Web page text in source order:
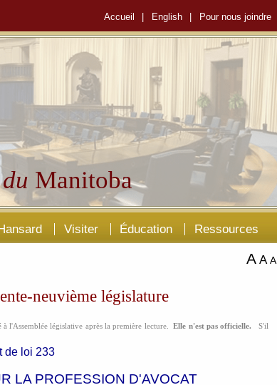
Accueil English Pour nous joindre
du Manitoba
Visiter Éducation Ressources
A A A
neuvième législature
l'Assemblée législative après la première lecture.Elle n'est pas officielle.
S'il
de loi 233
LA PROFESSION D'AVOCAT